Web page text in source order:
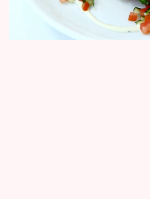
Sledujte prima+
V úvodním sestřihu
servírovat.